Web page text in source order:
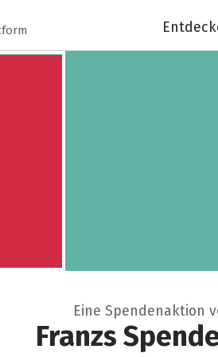
Eine Spendenaktion
Franzs